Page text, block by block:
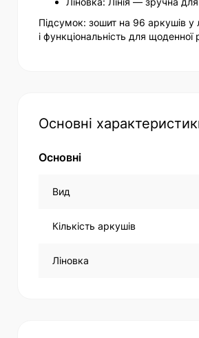
Підсумок: зошит на 96 аркушів
і функціональність для
Основні
Основні
Вид
Кількість аркушів
Ліновка